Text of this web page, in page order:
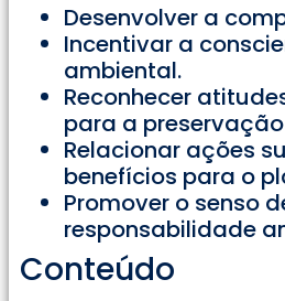
Desenvolver a
Incentivar a
ambiental.
Reconhecer
para a
Relacionar ações
benefícios para o
Promover o senso
responsabilidade
Conteúdo